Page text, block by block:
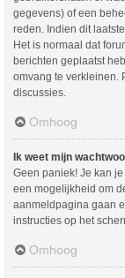
gegevens) of een
reden. Indien dit
Het is normaal dat
berichten geplaatst
omvang te verkleinen.
discussies.
Omhoog
Ik weet mijn
Geen paniek! Je kan
een mogelijkheid om
aanmeldpagina gaan
instructies op het
Omhoog